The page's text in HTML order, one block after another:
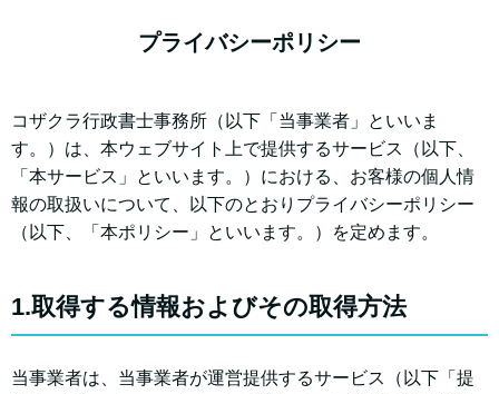
プライバシーポリシー
コザクラ行政書士事務所（以下「当事業者」といいま
す。）は、本ウェブサイト上で提供するサービス（以下、
「本サービス」といいます。）における、お客様の個人情
報の取扱いについて、以下のとおりプライバシーポリシー
（以下、「本ポリシー」といいます。）を定めます。
1.取得する情報およびその取得方法
当事業者は、当事業者が運営提供するサービス（以下「提